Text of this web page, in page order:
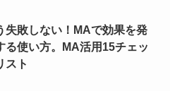
失敗しない！MAで効果を発
る使い方。MA活用15チェッ
スト